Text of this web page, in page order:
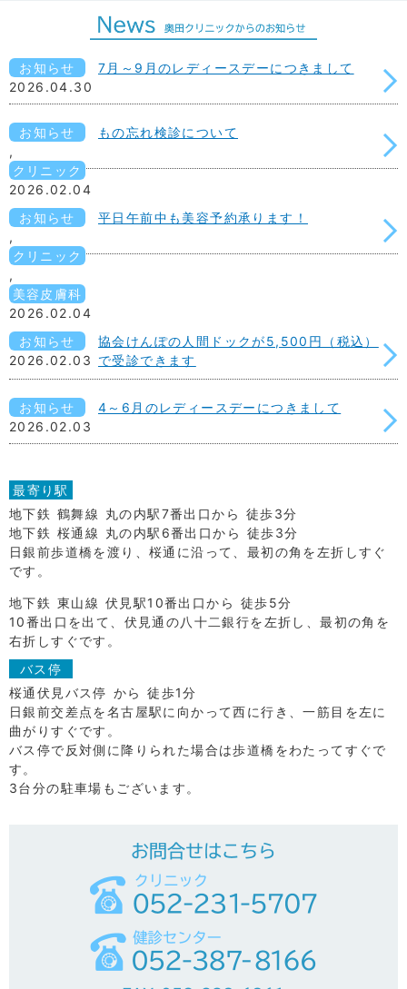
お知らせ
2026.04.30
7月～9月のレディースデーにつきまして
お知らせ
,
クリニック
2026.02.04
もの忘れ検診について
お知らせ
,
クリニック
,
美容皮膚科
2026.02.04
平日午前中も美容予約承ります！
お知らせ
2026.02.03
協会けんぽの人間ドックが5,500円（税込）
で受診できます
お知らせ
2026.02.03
4～6月のレディースデーにつきまして
最寄り駅
地下鉄 鶴舞線 丸の内駅7番出口から 徒歩3分
地下鉄 桜通線 丸の内駅6番出口から 徒歩3分
日銀前歩道橋を渡り、桜通に沿って、最初の角を左折しすぐ
です。
地下鉄 東山線 伏見駅10番出口から 徒歩5分
10番出口を出て、伏見通の八十二銀行を左折し、最初の角を
右折しすぐです。
バス停
桜通伏見バス停 から 徒歩1分
日銀前交差点を名古屋駅に向かって西に行き、一筋目を左に
曲がりすぐです。
バス停で反対側に降りられた場合は歩道橋をわたってすぐで
す。
3台分の駐車場もございます。